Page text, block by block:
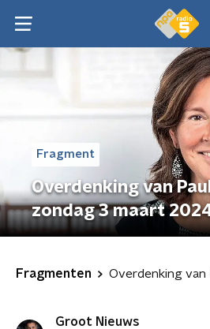
Fragment
Overdenking van
zondag 3 maart
Fragmenten
Groot Nieuws